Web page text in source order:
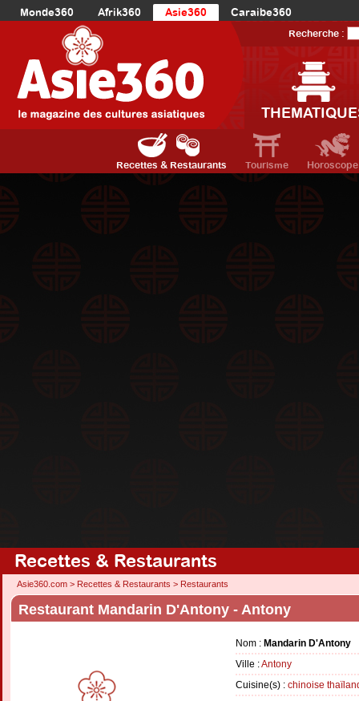
Monde360 Afrik360 Asie360
Caraibe360
Europe360
AmériqueDuNord360
Océanie360
Recherche :
Recettes & Restaurants Tourisme Horoscope
Recettes & Restaurants
Asie360.com > Recettes & Restaurants > Restaurants
Restaurant Mandarin D'Antony - Antony
Nom : Mandarin D'Antony
Ville :Antony
Cuisine(s) : chinoise